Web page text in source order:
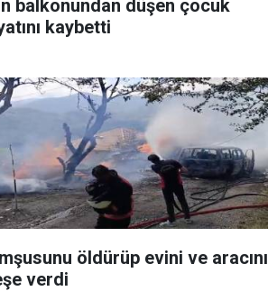
balkonundan düşen çocuk
kaybetti
öldürüp evini ve aracını
verdi